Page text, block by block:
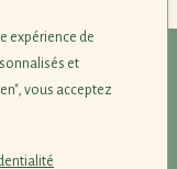
expérience de
et
vous acceptez
Olm